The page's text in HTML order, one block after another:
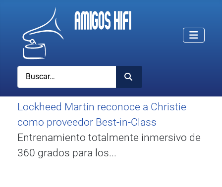
Buscar
Lockheed Martin reconoce a Christie
como proveedor Best-in-Class
Entrenamiento totalmente inmersivo de
360 grados para los...